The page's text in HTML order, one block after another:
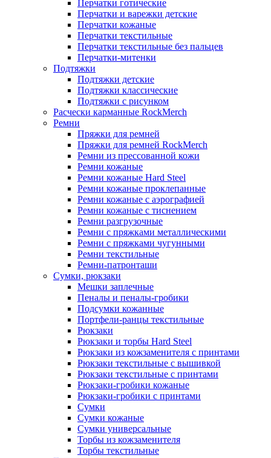
Перчатки готические
Перчатки и варежки детские
Перчатки кожаные
Перчатки текстильные
Перчатки текстильные без пальцев
Перчатки-митенки
Подтяжки
Подтяжки детские
Подтяжки классические
Подтяжки с рисунком
Расчески карманные RockMerch
Ремни
Пряжки для ремней
Пряжки для ремней RockMerch
Ремни из прессованной кожи
Ремни кожаные
Ремни кожаные Hard Steel
Ремни кожаные проклепанные
Ремни кожаные с аэрографией
Ремни кожаные с тиснением
Ремни разгрузочные
Ремни с пряжками металлическими
Ремни с пряжками чугунными
Ремни текстильные
Ремни-патронташи
Сумки, рюкзаки
Мешки заплечные
Пеналы и пеналы-гробики
Подсумки кожанные
Портфели-ранцы текстильные
Рюкзаки
Рюкзаки и торбы Hard Steel
Рюкзаки из кожзаменителя с принтами
Рюкзаки текстильные с вышивкой
Рюкзаки текстильные с принтами
Рюкзаки-гробики кожаные
Рюкзаки-гробики с принтами
Сумки
Сумки кожаные
Сумки универсальные
Торбы из кожзаменителя
Торбы текстильные